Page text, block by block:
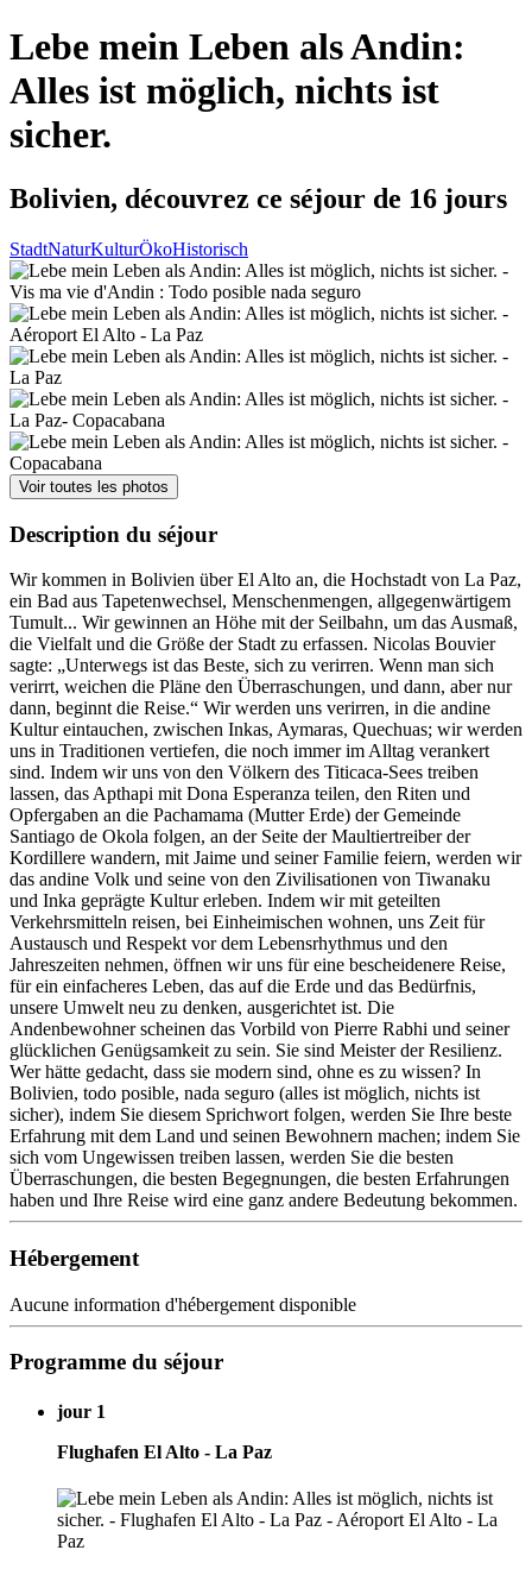
Lebe mein Leben als Andin:
Alles ist möglich, nichts ist
sicher.
Bolivien, découvrez ce séjour de 16 jours
StadtNaturKulturÖkoHistorisch
Voir toutes les photos
Description du séjour
Wir kommen in Bolivien über El Alto an, die Hochstadt von La Paz,
ein Bad aus Tapetenwechsel, Menschenmengen, allgegenwärtigem
Tumult... Wir gewinnen an Höhe mit der Seilbahn, um das Ausmaß,
die Vielfalt und die Größe der Stadt zu erfassen. Nicolas Bouvier
sagte: „Unterwegs ist das Beste, sich zu verirren. Wenn man sich
verirrt, weichen die Pläne den Überraschungen, und dann, aber nur
dann, beginnt die Reise.“ Wir werden uns verirren, in die andine
Kultur eintauchen, zwischen Inkas, Aymaras, Quechuas; wir werden
uns in Traditionen vertiefen, die noch immer im Alltag verankert
sind. Indem wir uns von den Völkern des Titicaca-Sees treiben
lassen, das Apthapi mit Dona Esperanza teilen, den Riten und
Opfergaben an die Pachamama (Mutter Erde) der Gemeinde
Santiago de Okola folgen, an der Seite der Maultiertreiber der
Kordillere wandern, mit Jaime und seiner Familie feiern, werden wir
das andine Volk und seine von den Zivilisationen von Tiwanaku
und Inka geprägte Kultur erleben. Indem wir mit geteilten
Verkehrsmitteln reisen, bei Einheimischen wohnen, uns Zeit für
Austausch und Respekt vor dem Lebensrhythmus und den
Jahreszeiten nehmen, öffnen wir uns für eine bescheidenere Reise,
für ein einfacheres Leben, das auf die Erde und das Bedürfnis,
unsere Umwelt neu zu denken, ausgerichtet ist. Die
Andenbewohner scheinen das Vorbild von Pierre Rabhi und seiner
glücklichen Genügsamkeit zu sein. Sie sind Meister der Resilienz.
Wer hätte gedacht, dass sie modern sind, ohne es zu wissen? In
Bolivien, todo posible, nada seguro (alles ist möglich, nichts ist
sicher), indem Sie diesem Sprichwort folgen, werden Sie Ihre beste
Erfahrung mit dem Land und seinen Bewohnern machen; indem Sie
sich vom Ungewissen treiben lassen, werden Sie die besten
Überraschungen, die besten Begegnungen, die besten Erfahrungen
haben und Ihre Reise wird eine ganz andere Bedeutung bekommen.
Hébergement
Aucune information d'hébergement disponible
Programme du séjour
jour 1
Flughafen El Alto - La Paz